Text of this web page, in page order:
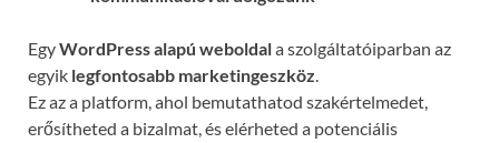
EgyWordPress alapú weboldala szolgáltatóiparban az
egyik legfontosabb marketingeszköz.
Ez az a platform, ahol bemutathatod szakértelmedet,
erősítheted a bizalmat, és elérheted a potenciális